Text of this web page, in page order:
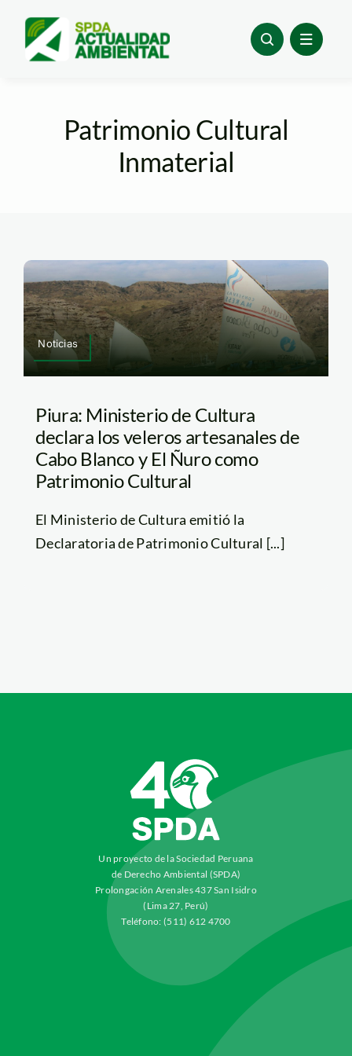
content
Patrimonio Cultural
Inmaterial
Noticias
Piura: Ministerio de Cultura
declara los veleros artesanales de
Cabo Blanco y El Ñuro como
Patrimonio Cultural
El Ministerio de Cultura emitió la
Declaratoria de Patrimonio Cultural [...]
Un proyecto de la Sociedad Peruana
de Derecho Ambiental (SPDA)
Prolongación Arenales 437 San Isidro
(Lima 27, Perú)
Teléfono: (511) 612 4700